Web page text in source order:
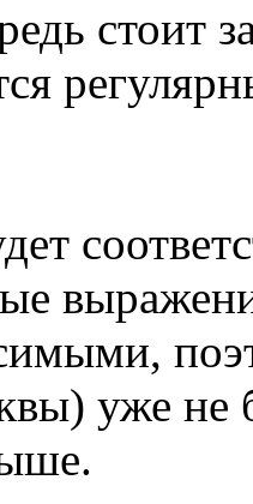
стоит
уже не